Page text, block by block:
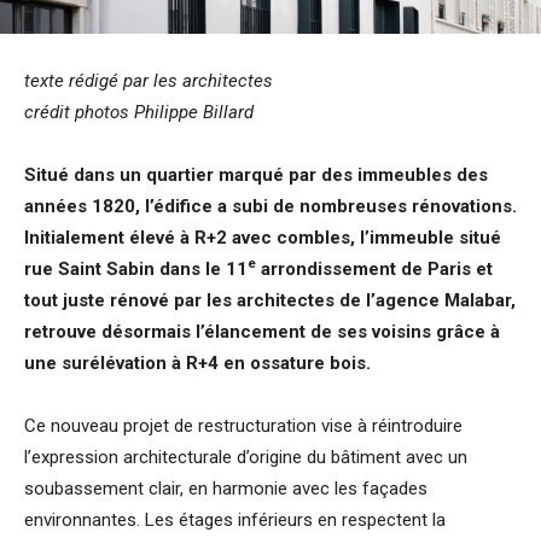
texte rédigé par les architectes
crédit photos Philippe Billard
Situé dans un quartier marqué par des immeubles des
années 1820, l’édifice a subi de nombreuses rénovations.
Initialement élevé à R+2 avec combles, l’immeuble situé
rue Saint Sabin dans le 11 e arrondissement de Paris et
tout juste rénové par les architectes de l’agence Malabar,
retrouve désormais l’élancement de ses voisins grâce à
une surélévation à R+4 en ossature bois.
Ce nouveau projet de restructuration vise à réintroduire
l’expression architecturale d’origine du bâtiment avec un
soubassement clair, en harmonie avec les façades
environnantes. Les étages inférieurs en respectent la